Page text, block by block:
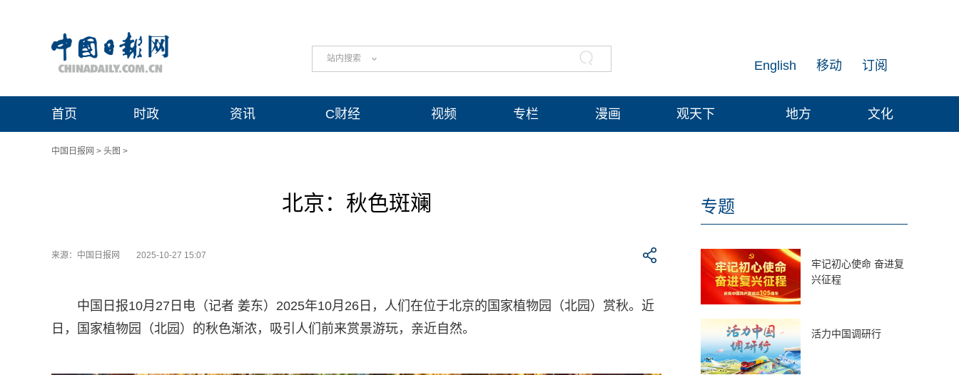
站内搜索 订阅
移动
English
首页 时政 资讯 C财经 视频 专栏 漫画 观天下 地方 文化
中国日报网 > 头图 >
北京：秋色斑斓
来源：中国日报网 2025-10-27 15:07
中国日报10月27日电（记者 姜东）2025年10月26日，人们在位于北京的国家植物园（北园）赏秋。近
日，国家植物园（北园）的秋色渐浓，吸引人们前来赏景游玩，亲近自然。
专题
牢记初心使命 奋进复
兴征程
活力中国调研行